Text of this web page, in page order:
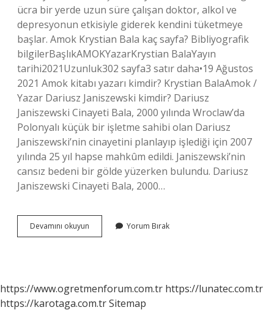
ücra bir yerde uzun süre çalışan doktor, alkol ve
depresyonun etkisiyle giderek kendini tüketmeye
başlar. Amok Krystian Bala kaç sayfa? Bibliyografik
bilgilerBaşlıkAMOKYazarKrystian BalaYayın
tarihi2021Uzunluk302 sayfa3 satır daha•19 Ağustos
2021 Amok kitabı yazarı kimdir? Krystian BalaAmok /
Yazar Dariusz Janiszewski kimdir? Dariusz
Janiszewski Cinayeti Bala, 2000 yılında Wroclaw’da
Polonyalı küçük bir işletme sahibi olan Dariusz
Janiszewski’nin cinayetini planlayıp işlediği için 2007
yılında 25 yıl hapse mahkûm edildi. Janiszewski’nin
cansız bedeni bir gölde yüzerken bulundu. Dariusz
Janiszewski Cinayeti Bala, 2000…
Devamını okuyun
Krystian
Yorum Bırak
https://www.ogretmenforum.com.tr https://lunatec.com.tr
https://karotaga.com.trSitemap